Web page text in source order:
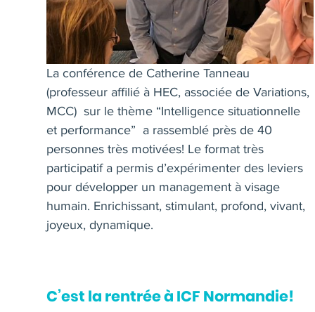
La conférence de Catherine Tanneau
(professeur affilié à HEC, associée de Variations,
MCC) sur le thème “Intelligence situationnelle
et performance” a rassemblé près de 40
personnes très motivées! Le format très
participatif a permis d’expérimenter des leviers
pour développer un management à visage
humain. Enrichissant, stimulant, profond, vivant,
joyeux, dynamique.
C’est la rentrée à ICF Normandie!